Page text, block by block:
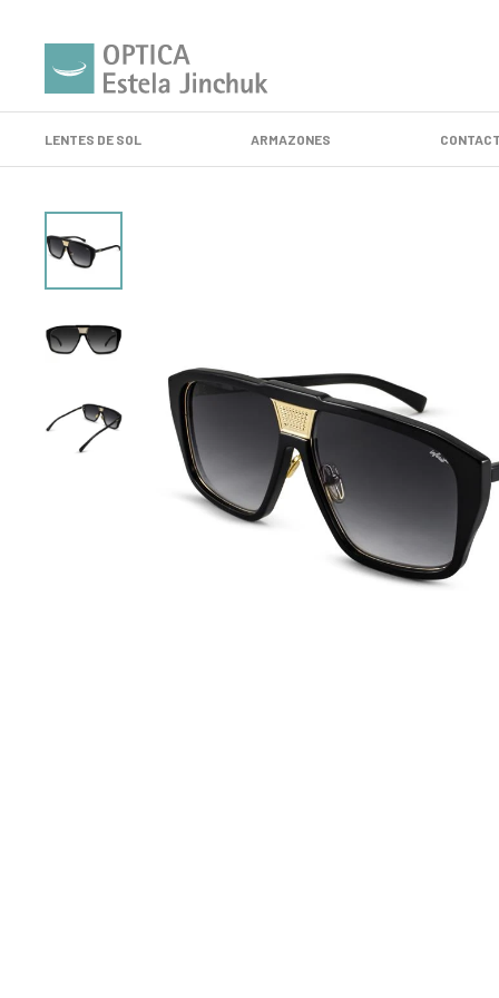
LENTES DE SOL ARMAZONES